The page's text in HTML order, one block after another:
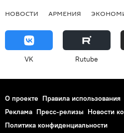
НОВОСТИ АРМЕНИЯ
VK Rutube
О проекте Правила использования
Реклама Пресс-релизы Новости
Политика конфиденциальности